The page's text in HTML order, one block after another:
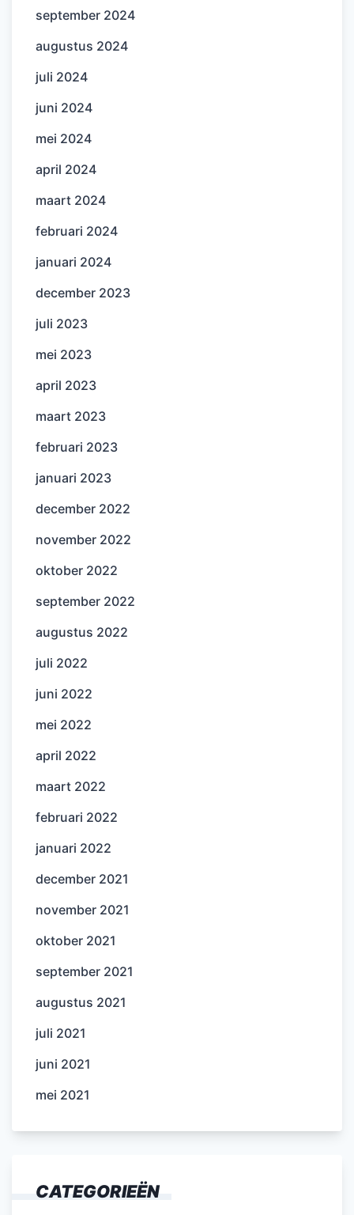
september 2024
augustus 2024
juli 2024
juni 2024
mei 2024
april 2024
maart 2024
februari 2024
januari 2024
december 2023
juli 2023
mei 2023
april 2023
maart 2023
februari 2023
januari 2023
december 2022
november 2022
oktober 2022
september 2022
augustus 2022
juli 2022
juni 2022
mei 2022
april 2022
maart 2022
februari 2022
januari 2022
december 2021
november 2021
oktober 2021
september 2021
augustus 2021
juli 2021
juni 2021
mei 2021
CATEGORIEËN